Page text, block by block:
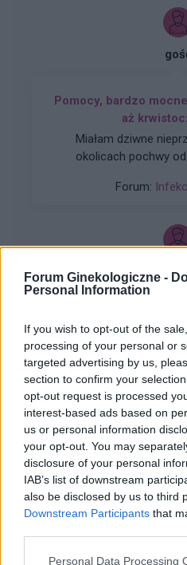
Forum Ginekologiczne -
Personal Information
If you wish to opt-out of the
processing of your personal or
targeted advertising by us,
section to confirm your
opt-out request is processed
interest-based ads based on
us or personal information
your opt-out. You may
disclosure of your personal
IAB’s list of downstream
also be disclosed by us to third
Downstream Participants that
Personal Data Processing
Pomocy, bardzo
aż
Miałam dziwne
okolicach pochwy
kilka dni a następnie
jakiś czas temu przez
po nim nie było, ale
Najpierw coś tam
pobolewało koło
wczoraj było sporo
(przedwczoraj użyłam
postanowiłam to
wargi sromowe od
łechtaczki w miejscu
ze sobą są całkiem
nie całe tylko właśnie
do tego
uwrażliwiona.
szczypiało. Natychmiast
maści dotykania
są krwiście czerwone,
Forum:
gość
Hej, od kilku miesięcy
miejsce przy wejściu
szczypie i swędzi.
temu, dał mi maść i
Dalej utrzymuje się to
doszła do tego biała
grudkami. Co to może
współżyłam, nie
wyszedł stan zapalny .
Forum:
Co to może być
piecze podczas